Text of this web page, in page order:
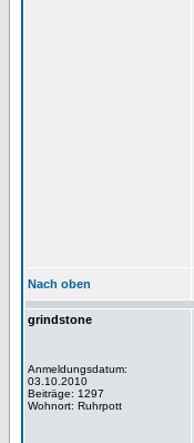
Nach oben
grindstone
Anmeldungsdatum:
03.10.2010
Beiträge: 1297
Wohnort: Ruhrpott